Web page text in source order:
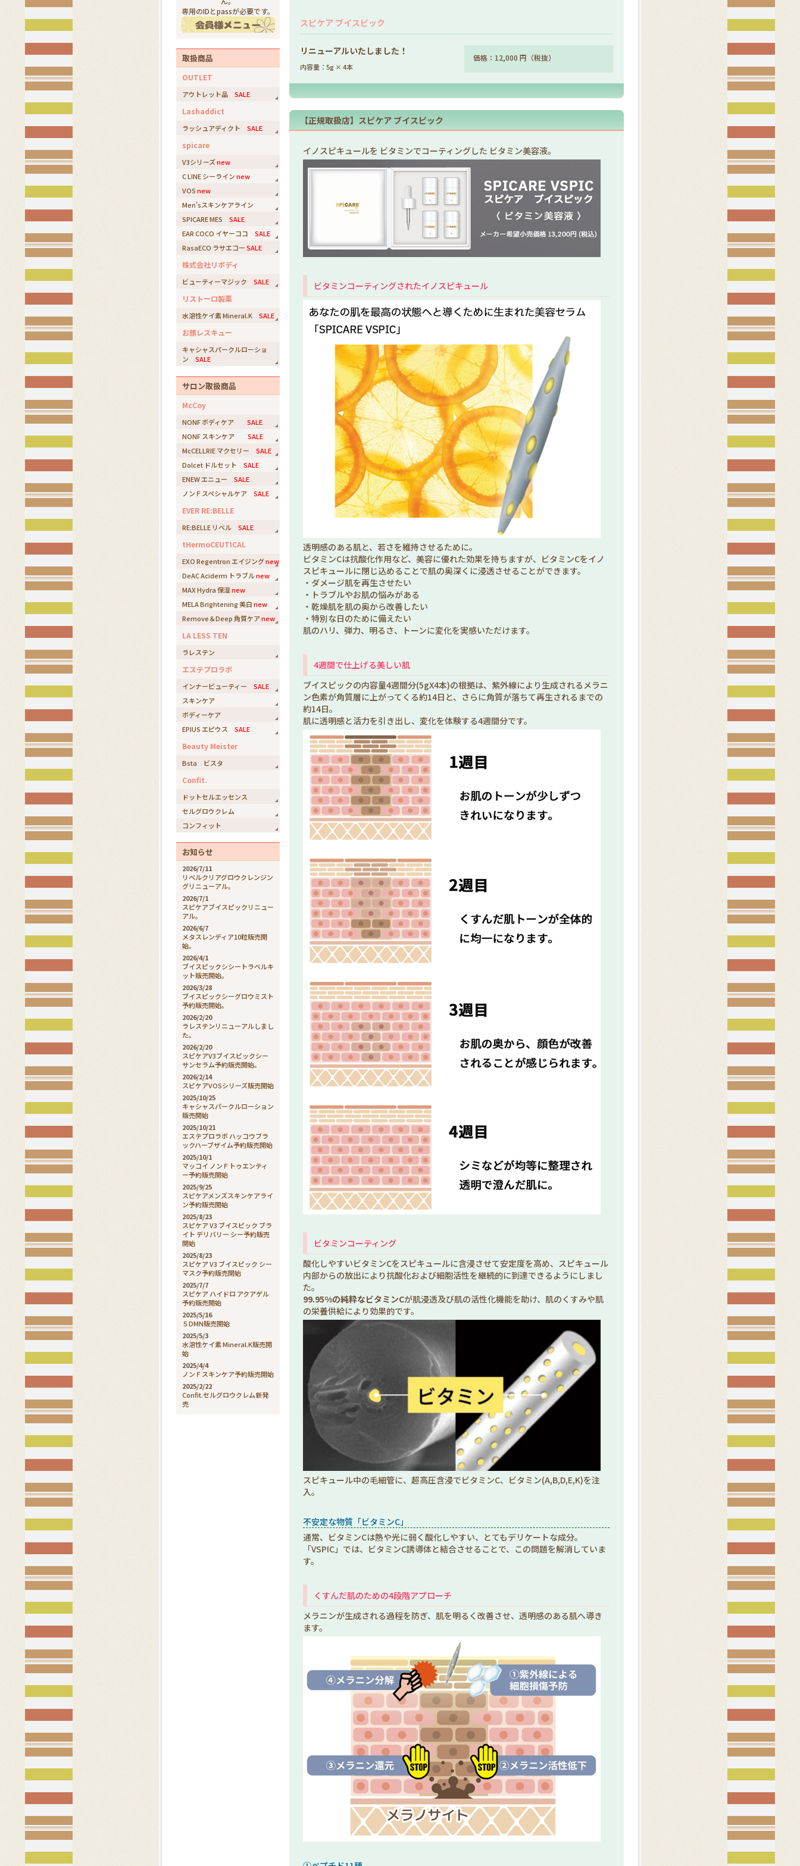
専用のIDとpassが必要です。
取扱商品
OUTLET
アウトレット品 SALE
Lashaddict
ラッシュアディクト SALE
spicare
V3シリーズnew
C LINE シーラインnew
VOSnew
Men'sスキンケアライン
SPICARE MES SALE
EAR COCO イヤーココ SALE
RasaECO ラサエコーSALE
株式会社リボディ
ビューティーマジック SALE
リストーロ製薬
水溶性ケイ素 Mineral.K SALE
お顔レスキュー
キャシャスパークルローショ
ン SALE
サロン取扱商品
McCoy
NONF ボディケア SALE
NONF スキンケア SALE
McCELLRIE マクセリー SALE
Dolcet ドルセット SALE
ENEW エニュー SALE
ノンＦスペシャルケア SALE
EVER RE:BELLE
RE:BELLE リベル SALE
tHermoCEUTICAL
EXO Regentron エイジングnew
DeAC Aciderm トラブルnew
MAX Hydra 保湿new
MELA Brightening 美白new
Remove＆Deep 角質ケアnew
LA LESS TEN
ラレステン
エステプロラボ
インナービューティー SALE
スキンケア
ボディーケア
EPIUS エピウス SALE
Beauty Meister
Bsta ビスタ
Confit.
ドットセルエッセンス
セルグロウクレム
コンフィット
お知らせ
2026/7/11
リベルクリアグロウクレンジン
グリニューアル。
2026/7/1
スピケアブイスピックリニュー
アル。
2026/6/7
メタスレンディア10粒販売開
始。
2026/4/1
ブイスピックシシートラベルキ
ット販売開始。
2026/3/28
ブイスピックシーグロウミスト
予約販売開始。
2026/2/20
ラレステンリニューアルしまし
た。
2026/2/20
スピケアV3ブイスピックシー
サンセラム予約販売開始。
2026/2/14
スピケアVOSシリーズ販売開始
2025/10/25
キャシャスパークルローション
販売開始
2025/10/21
エステプロラボ ハッコウブラ
ックハーブザイム予約販売開始
2025/10/1
マッコイ ノンＦトゥエンティ
ー予約販売開始
2025/9/25
スピケアメンズスキンケアライ
ン予約販売開始
2025/8/23
スピケア V3 ブイスピック ブラ
イト デリバリー シー予約販売
開始
2025/8/23
スピケア V3 ブイスピック シー
マスク予約販売開始
2025/7/7
スピケア ハイドロ アクアゲル
予約販売開始
2025/5/16
５DMN販売開始
2025/5/3
水溶性ケイ素 Mineral.K販売開
始
2025/4/4
ノンＦスキンケア予約販売開始
2025/2/22
Confit.セルグロウクレム新発
売
スピケア ブイスピック
リニューアルいたしました！
内容量：5g × 4本
価格：12,000 円（税抜）
【正規取扱店】スピケア ブイスピック
イノスピキュールを ビタミンでコーティングした ビタミン美容液。
ビタミンコーティングされたイノスピキュール
透明感のある肌と、若さを維持させるために。
ビタミンCは抗酸化作用など、美容に優れた効果を持ちますが、ビタミンCをイノ
スピキュールに閉じ込めることで肌の奥深くに浸透させることができます。
・ダメージ肌を再生させたい
・トラブルやお肌の悩みがある
・乾燥肌を肌の奥から改善したい
・特別な日のために備えたい
肌のハリ、弾力、明るさ、トーンに変化を実感いただけます。
4週間で仕上げる美しい肌
ブイスピックの内容量4週間分(5gX4本)の根拠は、紫外線により生成されるメラニ
ン色素が角質層に上がってくる約14日と、さらに角質が落ちて再生されるまでの
約14日。
肌に透明感と活力を引き出し、変化を体験する4週間分です。
ビタミンコーティング
酸化しやすいビタミンCをスピキュールに含浸させて安定度を高め、スピキュール
内部からの放出により抗酸化および細胞活性を継続的に到達できるようにしまし
た。
99.95%の純粋なビタミンCが肌浸透及び肌の活性化機能を助け、肌のくすみや肌
の栄養供給により効果的です。
スピキュール中の毛細管に、超高圧含浸でビタミンC、ビタミン(A,B,D,E,K)を注
入。
不安定な物質「ビタミンC」
通常、ビタミンCは熱や光に弱く酸化しやすい、とてもデリケートな成分。
「VSPIC」では、ビタミンC誘導体と結合させることで、この問題を解消していま
す。
くすんだ肌のための4段階アプローチ
メラニンが生成される過程を防ぎ、肌を明るく改善させ、透明感のある肌へ導き
ます。